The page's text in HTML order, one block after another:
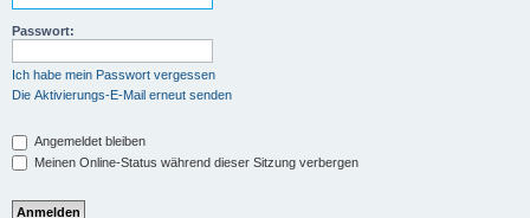
Passwort:
Ich habe mein Passwort vergessen
Die Aktivierungs-E-Mail erneut senden
Angemeldet bleiben
Meinen Online-Status während dieser Sitzung verbergen